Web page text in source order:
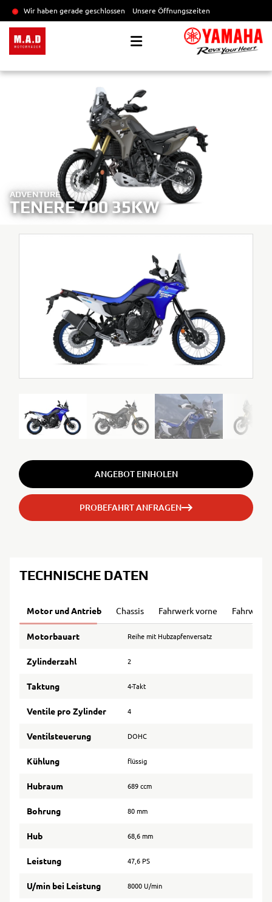
Wir haben gerade geschlossen Unsere Öffnungszeiten
ADVENTURE
TENERE 700 35KW
ANGEBOT EINHOLEN
PROBEFAHRT ANFRAGEN
TECHNISCHE DATEN
Motor und Antrieb Chassis Fahrwerk vorne Fahrwerk
Motorbauart Reihe mit Hubzapfenversatz
Zylinderzahl 2
Taktung 4-Takt
Ventile pro Zylinder 4
Ventilsteuerung DOHC
Kühlung flüssig
Hubraum 689 ccm
Bohrung 80 mm
Hub 68,6 mm
Leistung 47,6 PS
U/min bei Leistung 8000 U/min